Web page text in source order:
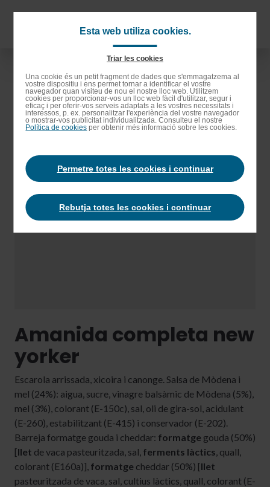
Amanida completa new
yorker
Escarola arrissada, xicoira i canonge. Salsa de Mòdena i
mel (24%): aigua, sucre, vinagre balsàmic de Mòdena (5%),
mel (3%), colorant (E-150c), sal, oli de gira-sol, acidulant
(E-260), estabilitzant (E-415) i conservador (E-202).
Barreja formatge gouda i cheddar: formatge gouda (50%)
[llet de vaca pasteuritzada, sal, ferments làctics, quall,
colorant (E160a)], formatge cheddar (50%) [llet
pasteuritzada de vaca, sal, cultius làctics, quall, colorant (E-
Esta web utiliza cookies.
Triar les cookies
Una cookie és un petit fragment de dades que s'emmagatzema al
vostre dispositiu i ens permet tornar a identificar el vostre
navegador quan visiteu de nou el nostre lloc web. Utilitzem
cookies per proporcionar-vos un lloc web fàcil d'utilitzar, segur i
eficaç i per oferir-vos serveis adaptats a les vostres necessitats i
interessos, p. ex. personalitzar l'experiència del vostre navegador
o mostrar-vos publicitat individualitzada. Consulteu el nostre
Política de cookies per obtenir més informació sobre les cookies.
Permetre totes les cookies i continuar
Rebutja totes les cookies i continuar